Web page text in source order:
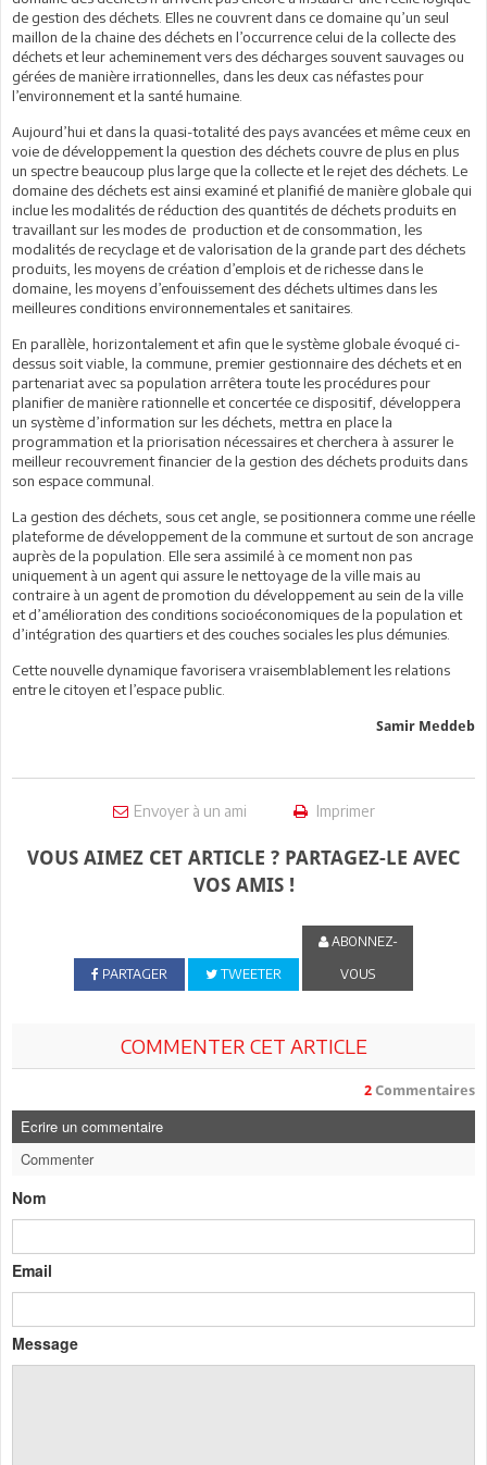
de gestion des déchets. Elles ne couvrent dans ce domaine qu’un seul
maillon de la chaine des déchets en l’occurrence celui de la collecte des
déchets et leur acheminement vers des décharges souvent sauvages ou
gérées de manière irrationnelles, dans les deux cas néfastes pour
l’environnement et la santé humaine.
Aujourd’hui et dans la quasi-totalité des pays avancées et même ceux en
voie de développement la question des déchets couvre de plus en plus
un spectre beaucoup plus large que la collecte et le rejet des déchets. Le
domaine des déchets est ainsi examiné et planifié de manière globale qui
inclue les modalités de réduction des quantités de déchets produits en
travaillant sur les modes de production et de consommation, les
modalités de recyclage et de valorisation de la grande part des déchets
produits, les moyens de création d’emplois et de richesse dans le
domaine, les moyens d’enfouissement des déchets ultimes dans les
meilleures conditions environnementales et sanitaires.
En parallèle, horizontalement et afin que le système globale évoqué ci-
dessus soit viable, la commune, premier gestionnaire des déchets et en
partenariat avec sa population arrêtera toute les procédures pour
planifier de manière rationnelle et concertée ce dispositif, développera
un système d’information sur les déchets, mettra en place la
programmation et la priorisation nécessaires et cherchera à assurer le
meilleur recouvrement financier de la gestion des déchets produits dans
son espace communal.
La gestion des déchets, sous cet angle, se positionnera comme une réelle
plateforme de développement de la commune et surtout de son ancrage
auprès de la population. Elle sera assimilé à ce moment non pas
uniquement à un agent qui assure le nettoyage de la ville mais au
contraire à un agent de promotion du développement au sein de la ville
et d’amélioration des conditions socioéconomiques de la population et
d’intégration des quartiers et des couches sociales les plus démunies.
Cette nouvelle dynamique favorisera vraisemblablement les relations
entre le citoyen et l’espace public.
Samir Meddeb
Envoyer à un ami Imprimer
VOUS AIMEZ CET ARTICLE ? PARTAGEZ-LE AVEC
VOS AMIS !
PARTAGER TWEETER
ABONNEZ-
VOUS
COMMENTER CET ARTICLE
2 Commentaires
Ecrire un commentaire
Commenter
Nom
Email
Message